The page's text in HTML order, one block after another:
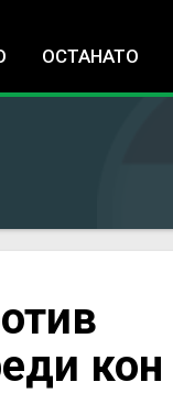
ОСТАНАТО
кон